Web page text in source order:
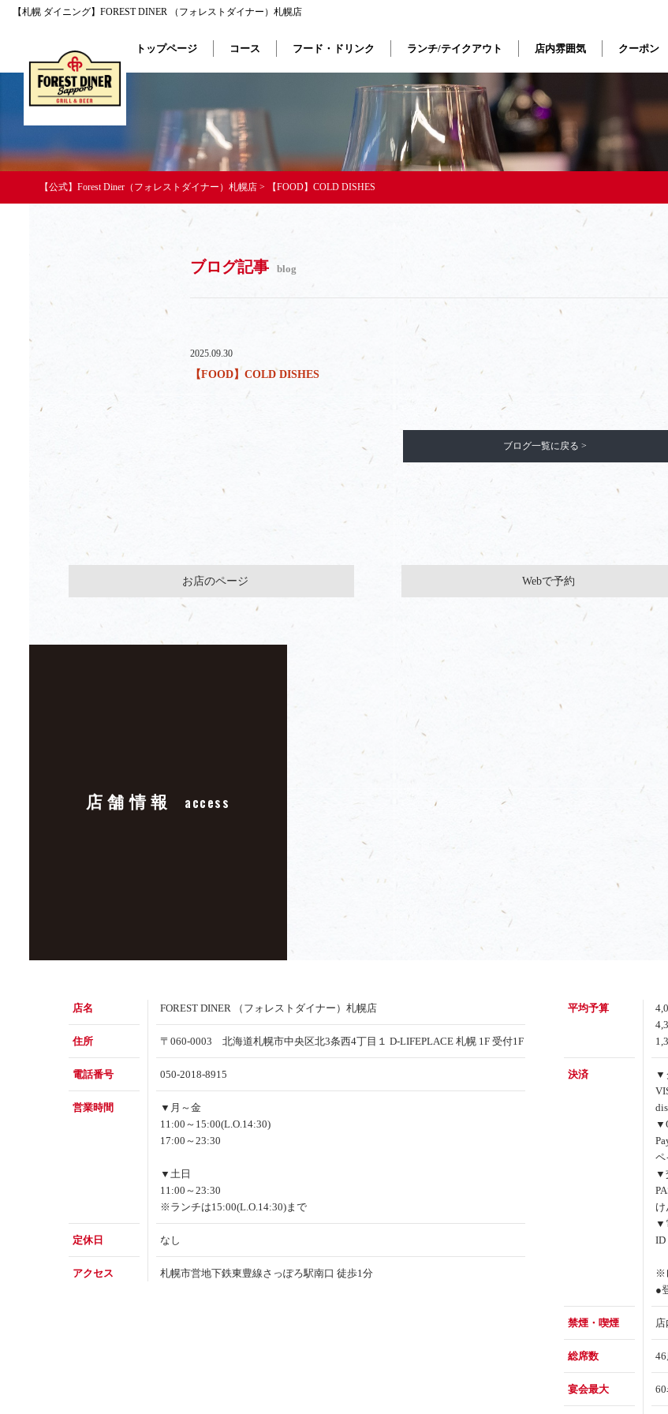
【札幌 ダイニング】FOREST DINER （フォレストダイナー）札幌店
トップページ コース フード・ドリンク ランチ/テイクアウト 店内雰囲気 クーポン
【公式】Forest Diner（フォレストダイナー）札幌店 > 【FOOD】COLD DISHES
ブログ記事 blog
2025.09.30
【FOOD】COLD DISHES
ブログ一覧に戻る >
お店のページ Webで予約
店舗情報 access
店名 FOREST DINER （フォレストダイナー）札幌店
住所 〒060-0003 北海道札幌市中央区北3条西4丁目１ D-LIFEPLACE 札幌 1F 受付1F
電話番号 050-2018-8915
営業時間
▼月～金
11:00～15:00(L.O.14:30)
17:00～23:30
▼土日
11:00～23:30
※ランチは15:00(L.O.14:30)まで
定休日 なし
アクセス 札幌市営地下鉄東豊線さっぽろ駅南口 徒歩1分
平均予算
決済
▼
ペ
▼
け
▼
ID
※
●
禁煙・喫煙 店
総席数
宴会最大